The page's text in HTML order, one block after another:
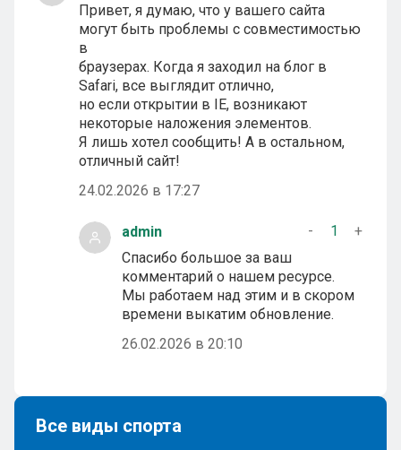
Привет, я думаю, что у вашего сайта
могут быть проблемы с совместимостью
в
браузерах. Когда я заходил на блог в
Safari, все выглядит отлично,
но если открытии в IE, возникают
некоторые наложения элементов.
Я лишь хотел сообщить! А в остальном,
отличный сайт!
24.02.2026 в 17:27
admin - 1
+
Спасибо большое за ваш
комментарий о нашем ресурсе.
Мы работаем над этим и в скором
времени выкатим обновление.
26.02.2026 в 20:10
Все виды спорта